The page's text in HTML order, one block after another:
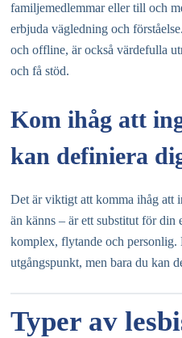
familjemedlemmar eller till och
erbjuda vägledning och
och offline, är också värdefulla
och få stöd.
Kom ihåg att
kan definiera
Det är viktigt att komma ihåg att
än känns – är ett substitut för din
komplex, flytande och personlig.
utgångspunkt, men bara du kan
Typer av